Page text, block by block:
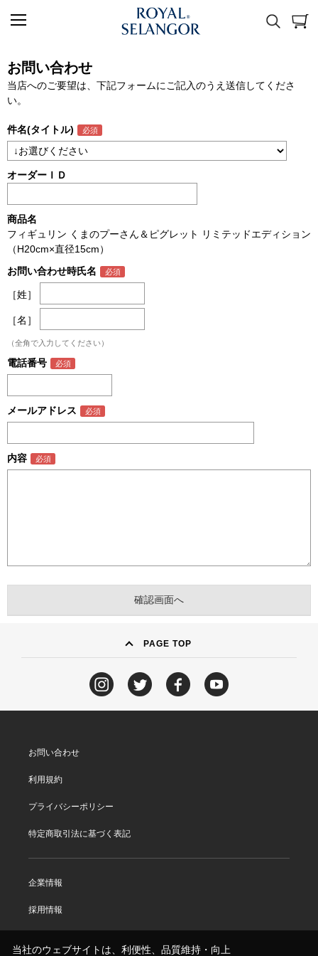
お問い合わせ
当店へのご要望は、下記フォームにご記入のうえ送信してくださ
い。
件名(タイトル)
オーダーＩＤ
商品名
フィギュリン くまのプーさん＆ピグレット リミテッドエディション
（H20cm×直径15cm）
お問い合わせ時氏名
［姓］
［名］
（全角で入力してください）
電話番号
メールアドレス
内容
PAGE TOP
お問い合わせ
利用規約
プライバシーポリシー
特定商取引法に基づく表記
企業情報
採用情報
当社のウェブサイトは、利便性、品質維持・向上